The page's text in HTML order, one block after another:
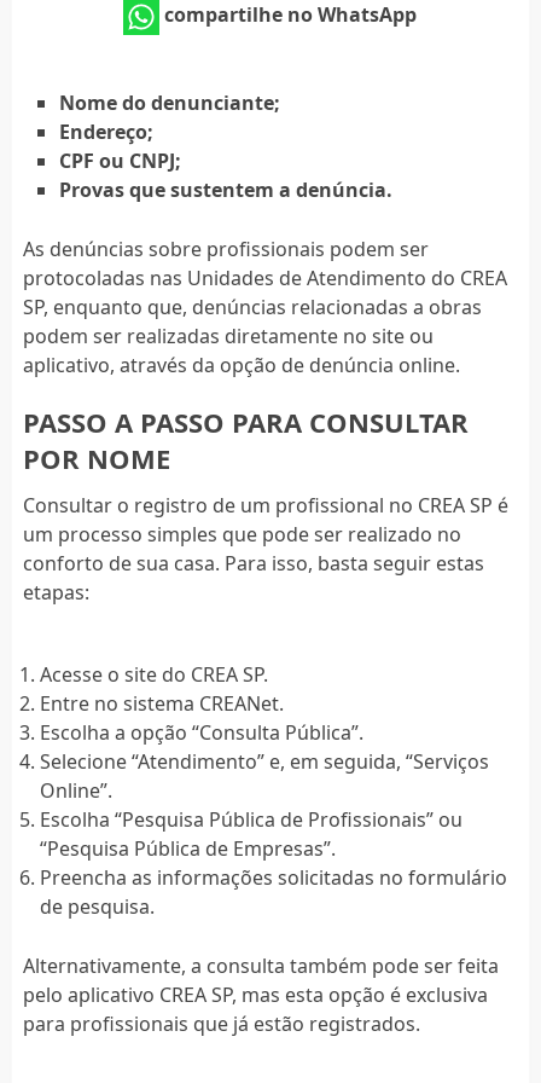
compartilhe no WhatsApp
Nome do denunciante;
Endereço;
CPF ou CNPJ;
Provas que sustentem a denúncia.
As denúncias sobre profissionais podem ser
protocoladas nas Unidades de Atendimento do CREA
SP, enquanto que, denúncias relacionadas a obras
podem ser realizadas diretamente no site ou
aplicativo, através da opção de denúncia online.
PASSO A PASSO PARA CONSULTAR
POR NOME
Consultar o registro de um profissional no CREA SP é
um processo simples que pode ser realizado no
conforto de sua casa. Para isso, basta seguir estas
etapas:
Acesse o site do CREA SP.
Entre no sistema CREANet.
Escolha a opção “Consulta Pública”.
Selecione “Atendimento” e, em seguida, “Serviços
Online”.
Escolha “Pesquisa Pública de Profissionais” ou
“Pesquisa Pública de Empresas”.
Preencha as informações solicitadas no formulário
de pesquisa.
Alternativamente, a consulta também pode ser feita
pelo aplicativo CREA SP, mas esta opção é exclusiva
para profissionais que já estão registrados.